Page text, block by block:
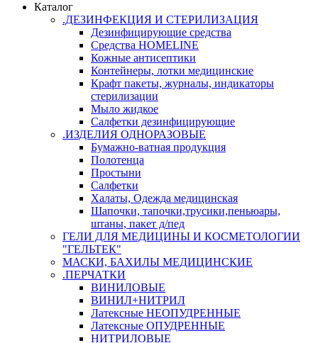
Каталог
.ДЕЗИНФЕКЦИЯ И СТЕРИЛИЗАЦИЯ
Дезинфицирующие средства
Средства HOMELINE
Кожные антисептики
Контейнеры, лотки медицинские
Крафт пакеты, журналы, индикаторы
стерилизации
Мыло жидкое
Салфетки дезинфицирующие
.ИЗДЕЛИЯ ОДНОРАЗОВЫЕ
Бумажно-ватная продукция
Полотенца
Простыни
Салфетки
Халаты, Одежда медицинская
Шапочки, тапочки,трусики,пеньюары,
штаны, пакет д/пед
ГЕЛИ ДЛЯ МЕДИЦИНЫ И КОСМЕТОЛОГИИ
"ГЕЛЬТЕК"
МАСКИ, БАХИЛЫ МЕДИЦИНСКИЕ
.ПЕРЧАТКИ
ВИНИЛОВЫЕ
ВИНИЛ+НИТРИЛ
Латексные НЕОПУДРЕННЫЕ
Латексные ОПУДРЕННЫЕ
НИТРИЛОВЫЕ